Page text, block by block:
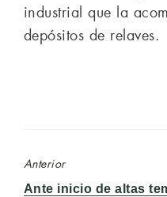
industrial que la
depósitos de relaves.
Anterior
Entrada
Ante inicio de altas